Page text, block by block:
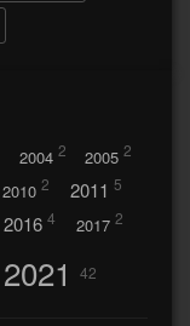
2004 2 2005 2
2010 2 2011 5
2016 4 2017 2
2021 42